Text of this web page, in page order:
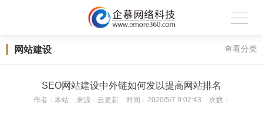
网站建设 查看分类
SEO网站建设中外链如何发以提高网站排名
作者： 本站 来源： 云更新 时间： 2020/5/7 9:02:43 次数：